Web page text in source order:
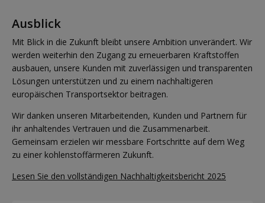
Ausblick
Mit Blick in die Zukunft bleibt unsere Ambition unverändert. Wir
werden weiterhin den Zugang zu erneuerbaren Kraftstoffen
ausbauen, unsere Kunden mit zuverlässigen und transparenten
Lösungen unterstützen und zu einem nachhaltigeren
europäischen Transportsektor beitragen.
Wir danken unseren Mitarbeitenden, Kunden und Partnern für
ihr anhaltendes Vertrauen und die Zusammenarbeit.
Gemeinsam erzielen wir messbare Fortschritte auf dem Weg
zu einer kohlenstoffärmeren Zukunft.
Lesen Sie den vollständigen Nachhaltigkeitsbericht 2025